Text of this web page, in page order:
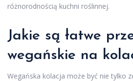
różnorodnością kuchni roślinnej.
Jakie są łatwe
wegańskie na
Wegańska kolacja może być nie tylko